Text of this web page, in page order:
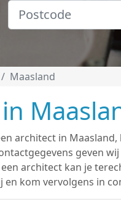
Maasland
architect in
geven
architect kan je
en kom vervolgens in